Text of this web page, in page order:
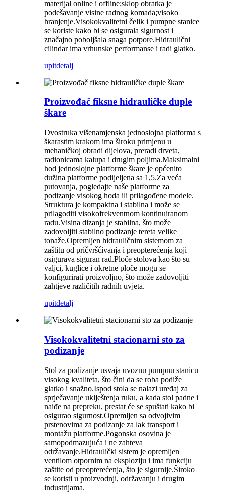
materijal online i offline;sklop obratka je
podešavanje visine radnog komada;visoko
hranjenje.Visokokvalitetni čelik i pumpne stanice
se koriste kako bi se osigurala sigurnost i
značajno poboljšala snaga potpore.Hidraulični
cilindar ima vrhunske performanse i radi glatko.
upitdetalj
Proizvođač fiksne hidrauličke duple
škare
Dvostruka višenamjenska jednoslojna platforma s
škarastim krakom ima široku primjenu u
mehaničkoj obradi dijelova, preradi drveta,
radionicama kalupa i drugim poljima.Maksimalni
hod jednoslojne platforme škare je općenito
dužina platforme podijeljena sa 1,5.Za veća
putovanja, pogledajte naše platforme za
podizanje visokog hoda ili prilagođene modele.
Struktura je kompaktna i stabilna i može se
prilagoditi visokofrekventnom kontinuiranom
radu.Visina dizanja je stabilna, što može
zadovoljiti stabilno podizanje tereta velike
tonaže.Opremljen hidrauličnim sistemom za
zaštitu od pričvršćivanja i preopterećenja koji
osigurava siguran rad.Ploče stolova kao što su
valjci, kuglice i okretne ploče mogu se
konfigurirati proizvoljno, što može zadovoljiti
zahtjeve različitih radnih uvjeta.
upitdetalj
Visokokvalitetni stacionarni sto za
podizanje
Stol za podizanje usvaja uvoznu pumpnu stanicu
visokog kvaliteta, što čini da se roba podiže
glatko i snažno.Ispod stola se nalazi uređaj za
sprječavanje uklještenja ruku, a kada stol padne i
naiđe na prepreku, prestat će se spuštati kako bi
osigurao sigurnost.Opremljen sa odvojivim
prstenovima za podizanje za lak transport i
montažu platforme.Pogonska osovina je
samopodmazujuća i ne zahteva
održavanje.Hidraulički sistem je opremljen
ventilom otpornim na eksploziju i ima funkciju
zaštite od preopterećenja, što je sigurnije.Široko
se koristi u proizvodnji, održavanju i drugim
industrijama.